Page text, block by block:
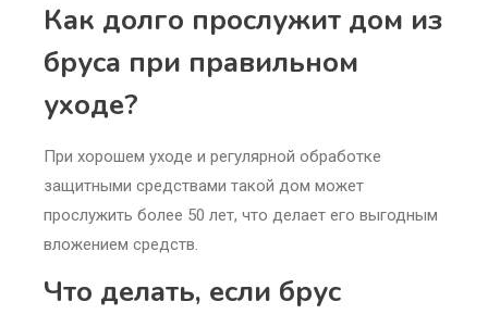
Как долго прослужит дом из
бруса при правильном
уходе?
При хорошем уходе и регулярной обработке
защитными средствами такой дом может
прослужить более 50 лет, что делает его выгодным
вложением средств.
Что делать, если брус